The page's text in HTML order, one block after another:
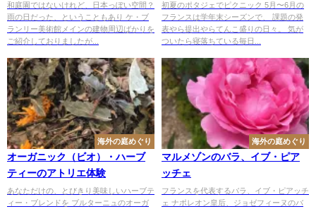
和庭園ではないけれど、日本っぽい空間？
雨の日だった、ということもあり ケ・ブ
ランリー美術館メインの建物周辺ばかりを
ご紹介しておりましたが...
初夏のポタジェでピクニック 5月〜6月の
フランスは学年末シーズンで、 課題の発
表やら提出やらてんこ盛りの日々。 気が
ついたら寝落ちている毎日...
海外の庭めぐり
オーガニック（ビオ）・ハーブ
ティーのアトリエ体験
あなただけの、とびきり美味しいハーブテ
ィー・ブレンドを ブルターニュのオーガ
海外の庭めぐり
マルメゾンのバラ、イブ・ピア
ッチェ
フランスを代表するバラ、イブ・ピアッチ
ェ ナポレオン皇后、ジョゼフィーヌのバ